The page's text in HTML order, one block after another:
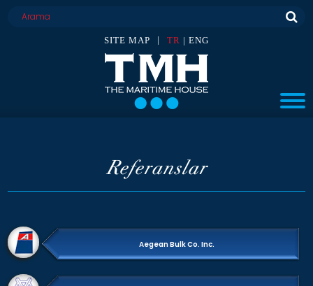
SITE MAP | TR | ENG
Referanslar
Aegean Bulk Co. Inc.